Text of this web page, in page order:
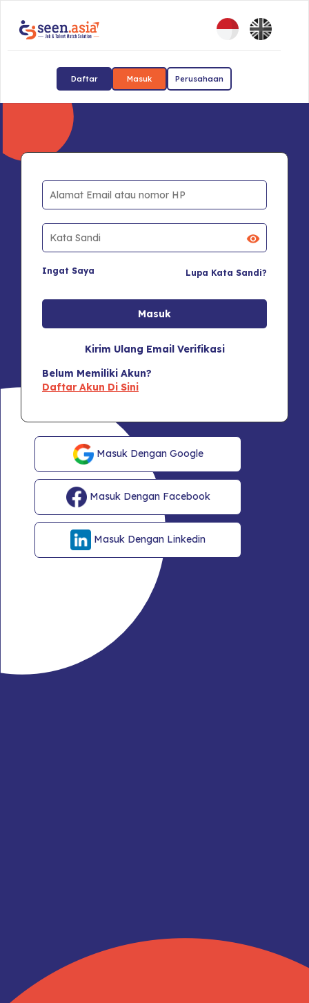
Daftar Masuk Perusahaan
Ingat Saya Lupa Kata Sandi?
Kirim Ulang Email Verifikasi
Belum Memiliki Akun?
Daftar Akun Di Sini
Masuk Dengan Google
Masuk Dengan Facebook
Masuk Dengan Linkedin